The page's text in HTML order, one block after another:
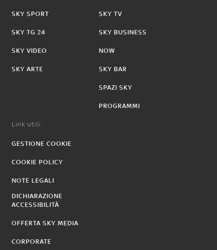
SKY SPORT
SKY TG 24
SKY VIDEO
SKY ARTE
SKY TV
SKY BUSINESS
NOW
SKY BAR
SPAZI SKY
PROGRAMMI
Link utili:
GESTIONE COOKIE
COOKIE POLICY
NOTE LEGALI
DICHIARAZIONE
ACCESSIBILITÀ
OFFERTA SKY MEDIA
CORPORATE